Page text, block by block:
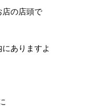
店の店頭で
ありますよ